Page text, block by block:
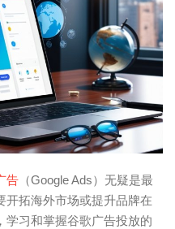
告 （Google Ads）无疑是最
开拓海外市场或提升品牌在
学习和掌握谷歌广告投放的